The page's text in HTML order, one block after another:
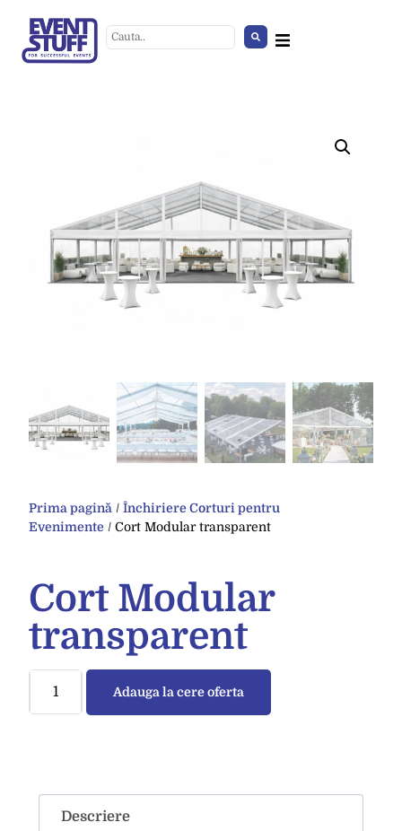
Prima pagină / Închiriere Corturi pentru
Evenimente / Cort Modular transparent
Cort Modular
transparent
Adauga la cere oferta
Descriere
Decoratiuni de sezon
+